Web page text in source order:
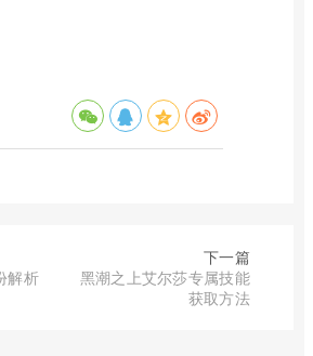
解析
下一篇
黑潮之上艾尔莎专属技能
获取方法